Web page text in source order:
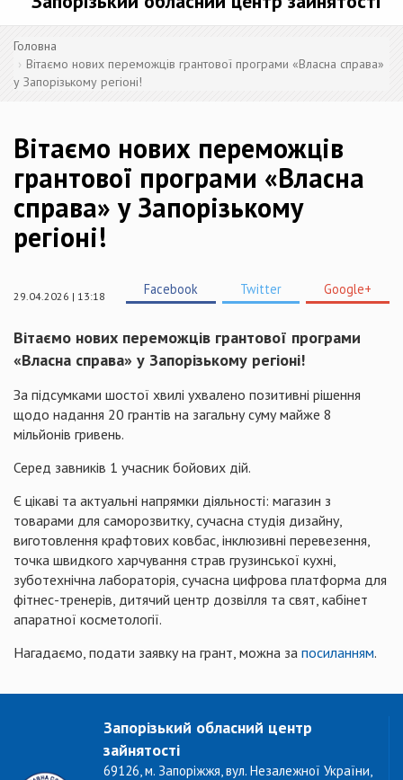
Головна
Вітаємо нових переможців грантової програми «Власна справа»
у Запорізькому регіоні!
Вітаємо нових переможців
грантової програми «Власна
справа» у Запорізькому
регіоні!
29.04.2026 | 13:18 Facebook Twitter Google+
Вітаємо нових переможців грантової програми
«Власна справа» у Запорізькому регіоні!
За підсумками шостої хвилі ухвалено позитивні рішення
щодо надання 20 грантів на загальну суму майже 8
мільйонів гривень.
Серед завників 1 учасник бойових дій.
Є цікаві та актуальні напрямки діяльності: магазин з
товарами для саморозвитку, сучасна студія дизайну,
виготовлення крафтових ковбас, інклюзивні перевезення,
точка швидкого харчування страв грузинської кухні,
зуботехнічна лабораторія, сучасна цифрова платформа для
фітнес-тренерів, дитячий центр дозвілля та свят, кабінет
апаратної косметології.
Нагадаємо, подати заявку на грант, можна за посиланням.
Запорізький обласний центр
зайнятості
69126, м. Запоріжжя, вул. Незалежної України,